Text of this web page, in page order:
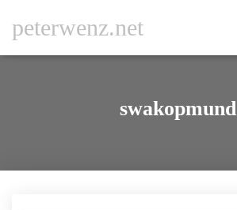
peterwenz.net
swakopmund